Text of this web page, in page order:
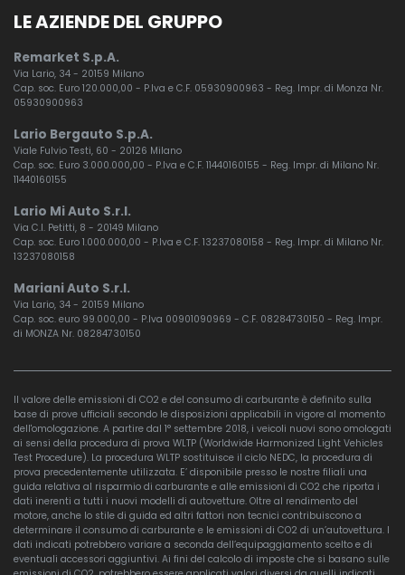
LE AZIENDE DEL GRUPPO
Remarket S.p.A.
Via Lario, 34 - 20159 Milano
Cap. soc. Euro 120.000,00 - P.Iva e C.F. 05930900963 - Reg. Impr. di Monza Nr.
05930900963
Lario Bergauto S.p.A.
Viale Fulvio Testi, 60 - 20126 Milano
Cap. soc. Euro 3.000.000,00 - P.Iva e C.F. 11440160155 - Reg. Impr. di Milano Nr.
11440160155
Lario Mi Auto S.r.l.
Via C.I. Petitti, 8 - 20149 Milano
Cap. soc. Euro 1.000.000,00 - P.Iva e C.F. 13237080158 - Reg. Impr. di Milano Nr.
13237080158
Mariani Auto S.r.l.
Via Lario, 34 - 20159 Milano
Cap. soc. euro 99.000,00 - P.Iva 00901090969 - C.F. 08284730150 - Reg. Impr.
di MONZA Nr. 08284730150
Il valore delle emissioni di CO2 e del consumo di carburante è definito sulla
base di prove ufficiali secondo le disposizioni applicabili in vigore al momento
dell'omologazione. A partire dal 1° settembre 2018, i veicoli nuovi sono omologati
ai sensi della procedura di prova WLTP (Worldwide Harmonized Light Vehicles
Test Procedure). La procedura WLTP sostituisce il ciclo NEDC, la procedura di
prova precedentemente utilizzata. E’ disponibile presso le nostre filiali una
guida relativa al risparmio di carburante e alle emissioni di CO2 che riporta i
dati inerenti a tutti i nuovi modelli di autovetture. Oltre al rendimento del
motore, anche lo stile di guida ed altri fattori non tecnici contribuiscono a
determinare il consumo di carburante e le emissioni di CO2 di un’autovettura. I
dati indicati potrebbero variare a seconda dell’equipaggiamento scelto e di
eventuali accessori aggiuntivi. Ai fini del calcolo di imposte che si basano sulle